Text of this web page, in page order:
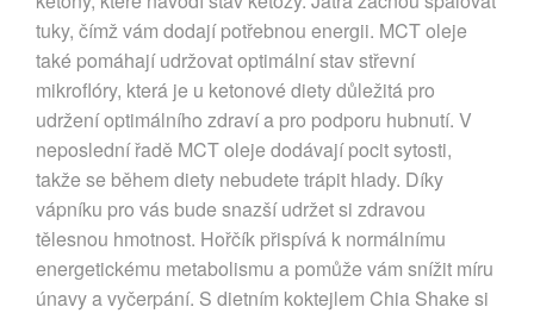
tuky, čímž vám dodají potřebnou energii. MCT oleje
také pomáhají udržovat optimální stav střevní
mikroflóry, která je u ketonové diety důležitá pro
udržení optimálního zdraví a pro podporu hubnutí. V
neposlední řadě MCT oleje dodávají pocit sytosti,
takže se během diety nebudete trápit hlady. Díky
vápníku pro vás bude snazší udržet si zdravou
tělesnou hmotnost. Hořčík přispívá k normálnímu
energetickému metabolismu a pomůže vám snížit míru
únavy a vyčerpání. S dietním koktejlem Chia Shake si